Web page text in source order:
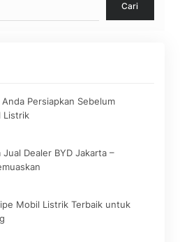
Cari
Persiapkan Sebelum
Listrik
Jual Dealer BYD Jakarta –
Mobil Listrik Terbaik untuk